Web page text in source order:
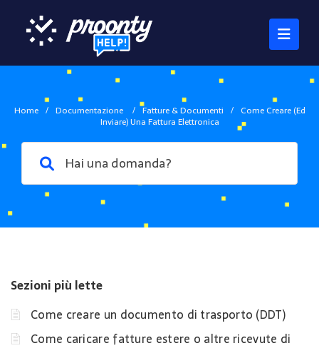
Home / Documentazione / Fatture & Documenti / Come Creare (ed
Inviare) Una Fattura Elettronica
Sezioni più lette
Come creare un documento di trasporto (DDT)
Come caricare fatture estere o altre ricevute di